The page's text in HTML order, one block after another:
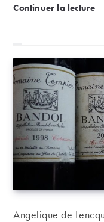
pour décrire cette
provient pas de
dans les vins
Continuer la lecture
Auteur/autrice
Angelique de